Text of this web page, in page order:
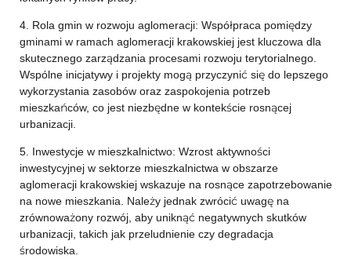
4. Rola gmin w rozwoju aglomeracji: Współpraca pomiędzy
gminami w ramach aglomeracji krakowskiej jest kluczowa dla
skutecznego zarządzania procesami rozwoju terytorialnego.
Wspólne inicjatywy i projekty mogą przyczynić się do lepszego
wykorzystania zasobów oraz zaspokojenia potrzeb
mieszkańców, co jest niezbędne w kontekście rosnącej
urbanizacji.
5. Inwestycje w mieszkalnictwo: Wzrost aktywności
inwestycyjnej w sektorze mieszkalnictwa w obszarze
aglomeracji krakowskiej wskazuje na rosnące zapotrzebowanie
na nowe mieszkania. Należy jednak zwrócić uwagę na
zrównoważony rozwój, aby uniknąć negatywnych skutków
urbanizacji, takich jak przeludnienie czy degradacja
środowiska.